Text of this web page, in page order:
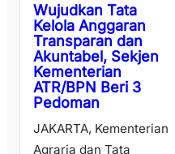
Wujudkan Tata
Kelola Anggaran
Transparan dan
Akuntabel, Sekjen
Kementerian
ATR/BPN Beri 3
Pedoman
JAKARTA, Kementerian
Agraria dan Tata